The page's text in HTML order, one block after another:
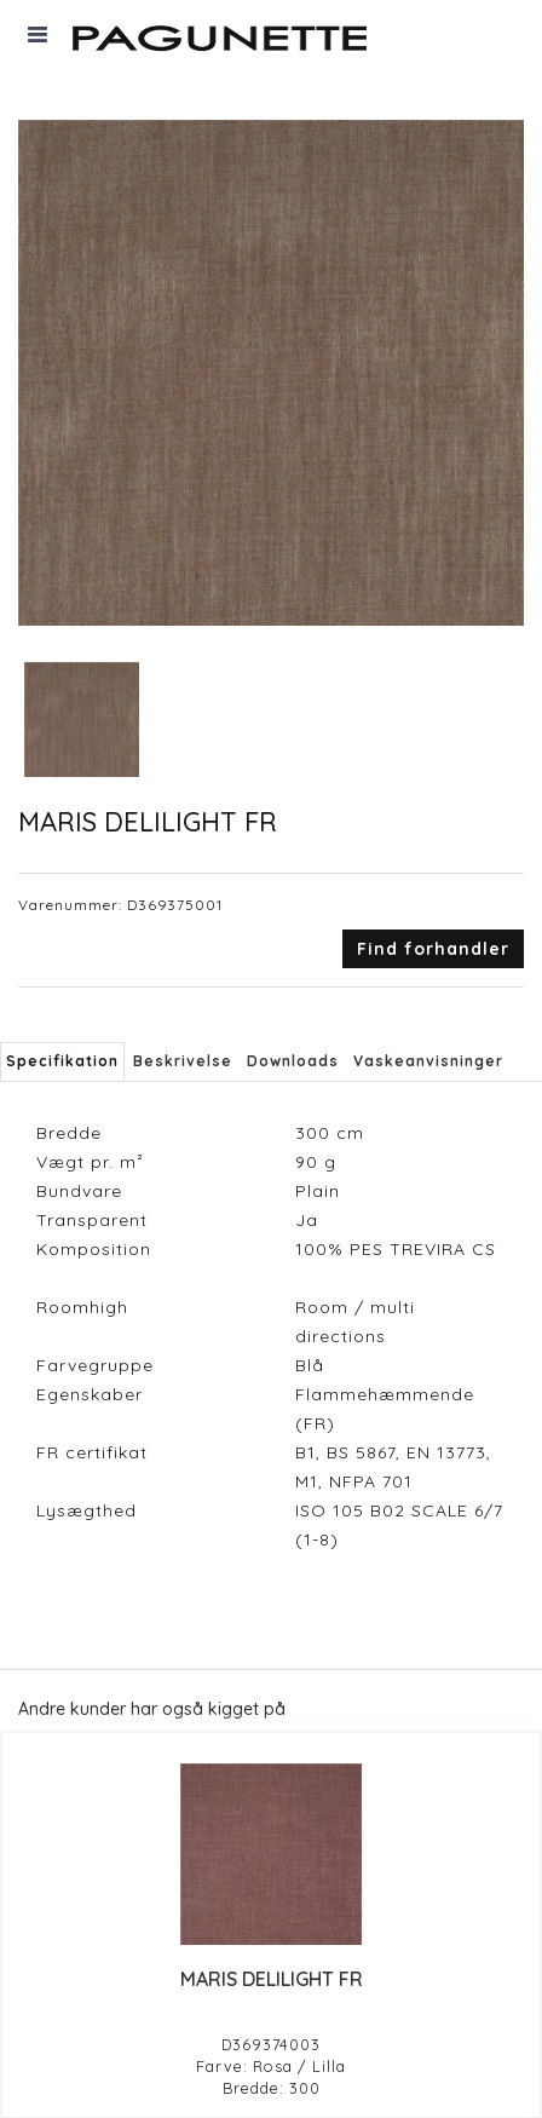
MARIS DELILIGHT FR
Varenummer: D369375001
Find forhandler
Specifikation Beskrivelse Downloads Vaskeanvisninger
Bredde 300 cm
Vægt pr. m²
90 g
Bundvare
Plain
Transparent
Ja
Komposition
100% PES TREVIRA CS
Roomhigh
Room / multi
directions
Farvegruppe
Blå
Egenskaber
Flammehæmmende
(FR)
FR certifikat
B1, BS 5867, EN 13773,
M1, NFPA 701
Lysægthed
ISO 105 B02 SCALE 6/7
(1-8)
Andre kunder har også kigget på
MARIS DELILIGHT FR
D369374003
Farve: Rosa / Lilla
Bredde: 300